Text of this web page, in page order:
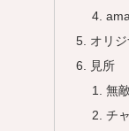
オリ
見所
無
チ